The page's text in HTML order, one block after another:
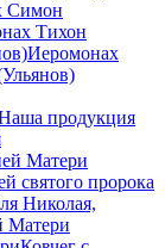
Симон
Тихон
Иеромонах
продукция
Матери
святого пророка
Николая,
Матери